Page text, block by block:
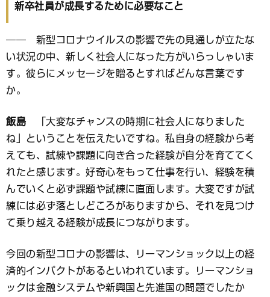
新卒社員が成長するために必要なこと
―― 新型コロナウイルスの影響で先の見通しが立たな
い状況の中、新しく社会人になった方がいらっしゃいま
す。彼らにメッセージを贈るとすればどんな言葉です
か。
飯島 「大変なチャンスの時期に社会人になりました
ね」ということを伝えたいですね。私自身の経験から考
えても、試練や課題に向き合った経験が自分を育ててく
れたと感じます。好奇心をもって仕事を行い、経験を積
んでいくと必ず課題や試練に直面します。大変ですが試
練には必ず落としどころがありますから、それを見つけ
て乗り越える経験が成長につながります。
今回の新型コロナの影響は、リーマンショック以上の経
済的インパクトがあるといわれています。リーマンショ
ックは金融システムや新興国と先進国の問題でしたか